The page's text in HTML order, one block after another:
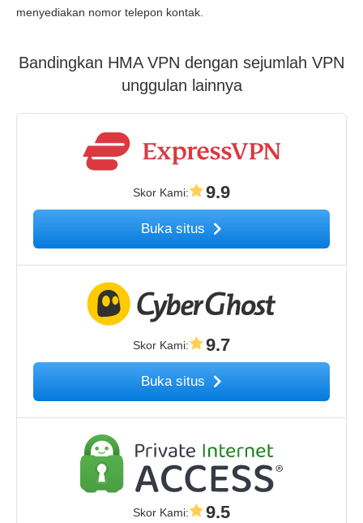
menyediakan nomor telepon kontak.
Bandingkan HMA VPN dengan sejumlah VPN
unggulan lainnya
Skor Kami: 9.9
Buka situs
Skor Kami: 9.7
Buka situs
Skor Kami: 9.5